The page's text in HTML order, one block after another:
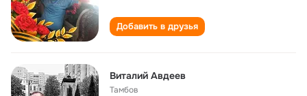
Добавить в друзья
Виталий Авдеев
Тамбов